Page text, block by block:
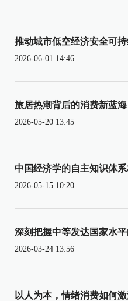
推动城市低空经济安全可
2026-06-01 14:46
旅居热潮背后的消费新蓝海
2026-05-20 13:45
中国经济学的自主知识体
2026-05-15 10:20
深刻把握中等发达国家水
2026-03-24 13:56
以人为本，情绪消费如何